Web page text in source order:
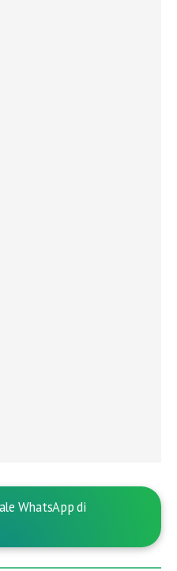
WhatsApp di